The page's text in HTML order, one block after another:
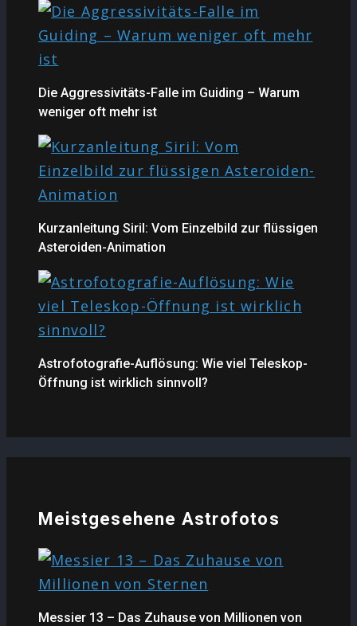
Die Aggressivitäts-Falle im Guiding – Warum
weniger oft mehr ist
Kurzanleitung Siril: Vom Einzelbild zur flüssigen
Asteroiden-Animation
Astrofotografie-Auflösung: Wie viel Teleskop-
Öffnung ist wirklich sinnvoll?
Meistgesehene Astrofotos
Messier 13 – Das Zuhause von Millionen von